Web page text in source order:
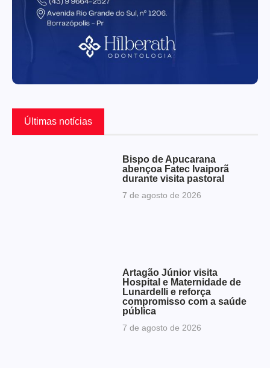
Últimas notícias
Bispo de Apucarana
abençoa Fatec Ivaiporã
durante visita pastoral
7 de agosto de 2026
Artagão Júnior visita
Hospital e Maternidade de
Lunardelli e reforça
compromisso com a saúde
pública
7 de agosto de 2026